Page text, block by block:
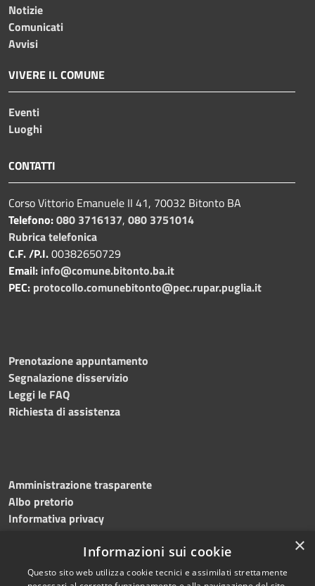
Notizie
Comunicati
Avvisi
VIVERE IL COMUNE
Eventi
Luoghi
CONTATTI
Corso Vittorio Emanuele II 41, 70032 Bitonto BA
Telefono:080 3716137, 080 3751014
Rubrica telefonica
C.F. /P.I.00382650729
Email: info@comune.bitonto.ba.it
PEC: protocollo.comunebitonto@pec.rupar.puglia.it
Prenotazione appuntamento
Segnalazione disservizio
Leggi le FAQ
Richiesta di assistenza
Amministrazione trasparente
Albo pretorio
Informativa privacy
Dichiarazione di accessibilità Meccanismo di feedback ×
Informazioni sui cookie
Questo sito web utilizza cookie tecnici e assimilati strettamente